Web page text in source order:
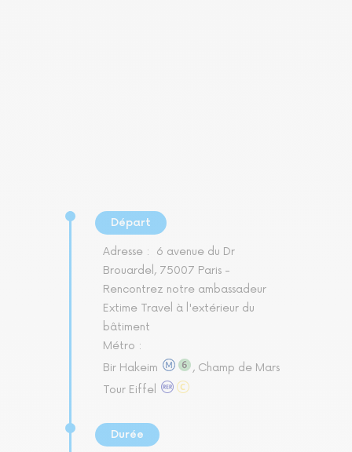
Départ
Adresse :
6 avenue du Dr
Brouardel, 75007 Paris -
Rencontrez notre ambassadeur
Extime Travel à l'extérieur du
bâtiment
Métro :
Bir Hakeim
, Champ de Mars
Tour Eiffel
Durée